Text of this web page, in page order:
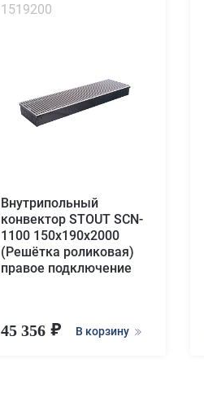
1519200
Внутрипольный
конвектор STOUT SCN-
1100 150х190х2000
(Решётка роликовая)
правое подключение
45 356 В корзину